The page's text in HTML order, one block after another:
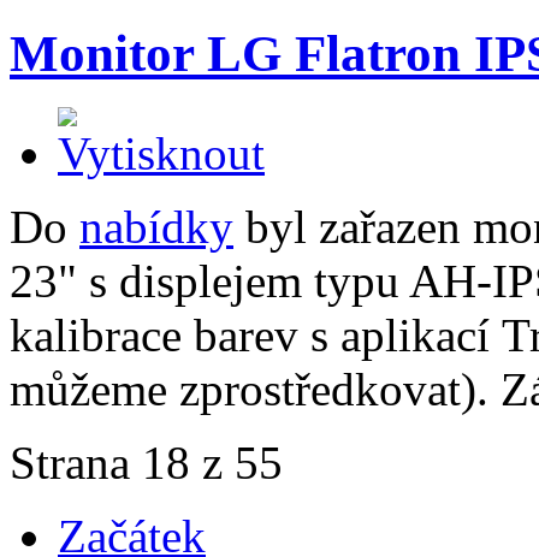
Monitor LG Flatron
Do nabídky byl zařazen
23" s displejem typu AH-
kalibrace barev s aplikací
můžeme zprostředkovat).
Strana 18 z 55
Začátek